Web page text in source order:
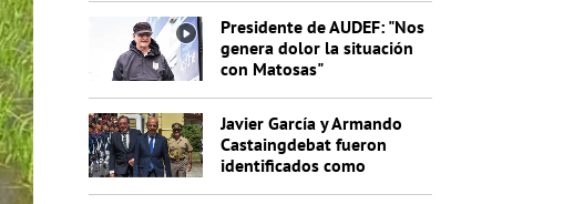
Presidente de AUDEF: "Nos
genera dolor la situación
con Matosas"
Javier García y Armando
Castaingdebat fueron
identificados como